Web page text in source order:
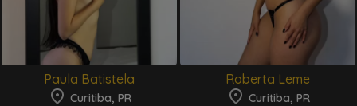
Paula Batistela
Curitiba, PR
Roberta Leme
Curitiba, PR